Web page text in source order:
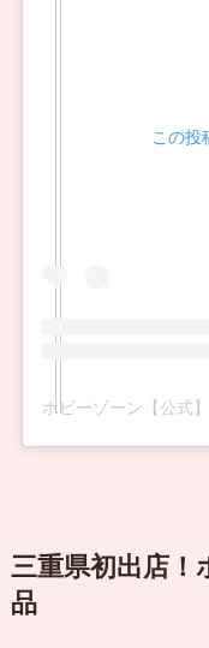
この投
三重県初出店！
品